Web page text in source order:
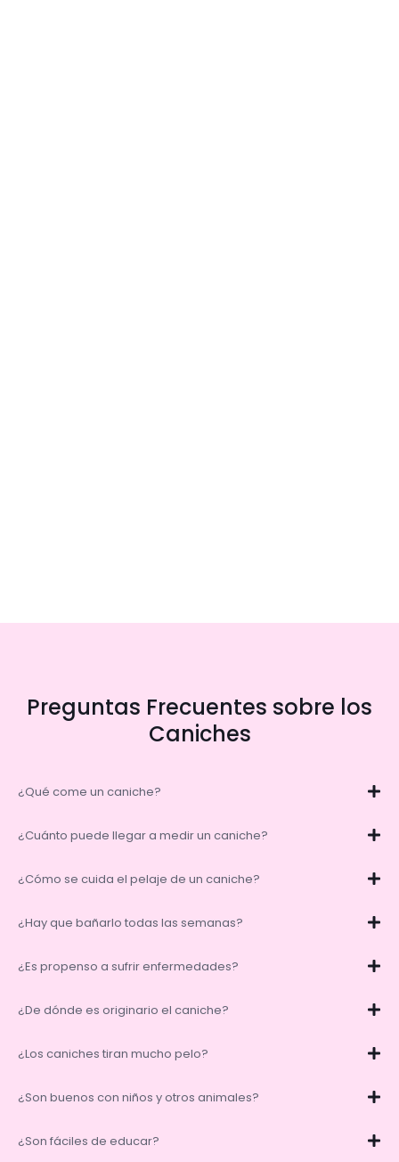
Preguntas Frecuentes sobre los
Caniches
¿Qué come un caniche?
¿Cuánto puede llegar a medir un caniche?
¿Cómo se cuida el pelaje de un caniche?
¿Hay que bañarlo todas las semanas?
¿Es propenso a sufrir enfermedades?
¿De dónde es originario el caniche?
¿Los caniches tiran mucho pelo?
¿Son buenos con niños y otros animales?
¿Son fáciles de educar?